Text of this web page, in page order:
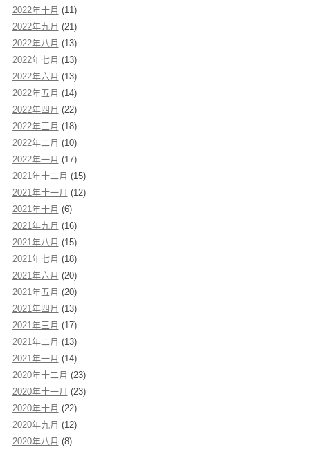
2022年十月 (11)
2022年九月 (21)
2022年八月 (13)
2022年七月 (13)
2022年六月 (13)
2022年五月 (14)
2022年四月 (22)
2022年三月 (18)
2022年二月 (10)
2022年一月 (17)
2021年十二月 (15)
2021年十一月 (12)
2021年十月 (6)
2021年九月 (16)
2021年八月 (15)
2021年七月 (18)
2021年六月 (20)
2021年五月 (20)
2021年四月 (13)
2021年三月 (17)
2021年二月 (13)
2021年一月 (14)
2020年十二月 (23)
2020年十一月 (23)
2020年十月 (22)
2020年九月 (12)
2020年八月 (8)